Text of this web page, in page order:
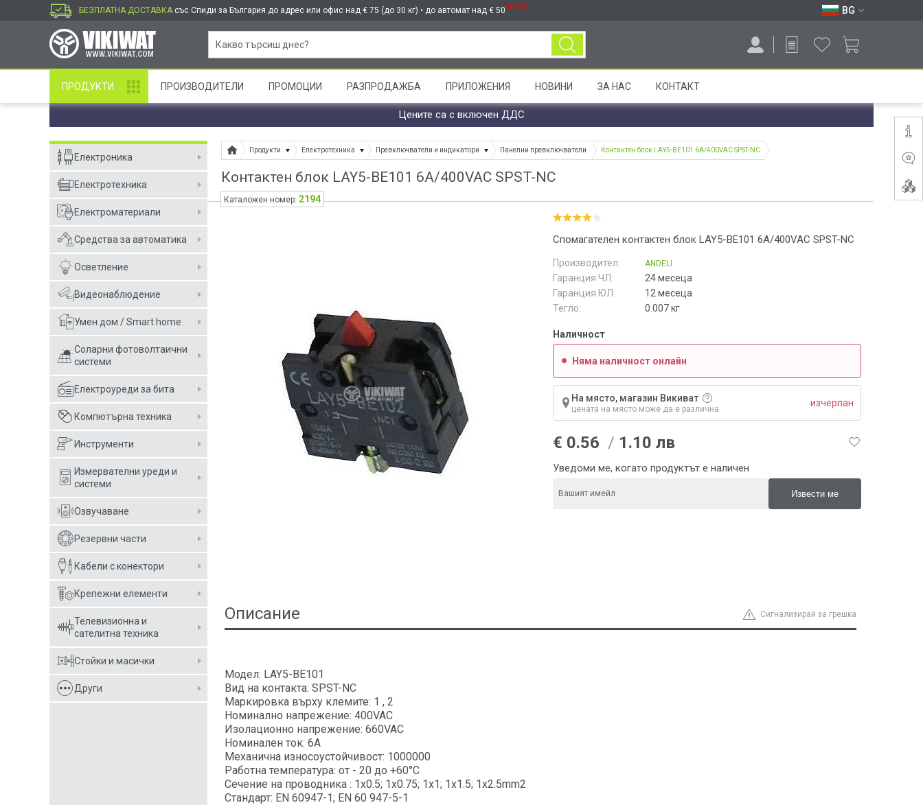
БЕЗПЛАТНА ДОСТАВКА със Спиди за България до адрес или офис над € 75 (до 30 кг) • до автомат над € 50 НОВО BG
ПРОДУКТИ ПРОИЗВОДИТЕЛИ ПРОМОЦИИ РАЗПРОДАЖБА ПРИЛОЖЕНИЯ НОВИНИ ЗА НАС КОНТАКТ
Цените са с включен ДДС
Електроника
Електротехника
Електроматериали
Средства за автоматика
Осветление
Видеонаблюдение
Умен дом / Smart home
Соларни фотоволтаични
системи
Електроуреди за бита
Компютърна техника
Инструменти
Измервателни уреди и
системи
Озвучаване
Резервни части
Кабели с конектори
Крепежни елементи
Телевизионна и
сателитна техника
Стойки и масички
Други
Продукти Електротехника Превключватели и индикатори Панелни превключватели Контактен блок LAY5-BE101 6A/400VAC SPST-NC
Контактен блок LAY5-BE101 6A/400VAC SPST-NC
Спомагателен контактен блок LAY5-BE101 6A/400VAC SPST-NC
Производител: ANDELI
Гаранция ЧЛ:
24 месеца
Гаранция ЮЛ:
12 месеца
Тегло:
0.007кг
Наличност
Няма наличност онлайн
На място, магазин Викиват
цената на място може да е различна
изчерпан
€ 0.56 / 1.10 лв
Уведоми ме, когато продуктът е наличен
Каталожен номер: 2194
Сигнализирай за грешка
Описание
Модел: LAY5-BE101
Вид на контакта: SPST-NC
Маркировка върху клемите: 1 , 2
Номинално напрежение: 400VAC
Изолационно напрежение: 660VAC
Номинален ток: 6A
Механична износоустойчивост: 1000000
Работна температура: от - 20 до +60°С
Сечение на проводника : 1х0.5; 1х0.75; 1х1; 1х1.5; 1х2.5mm2
Стандарт: EN 60947-1; EN 60 947-5-1